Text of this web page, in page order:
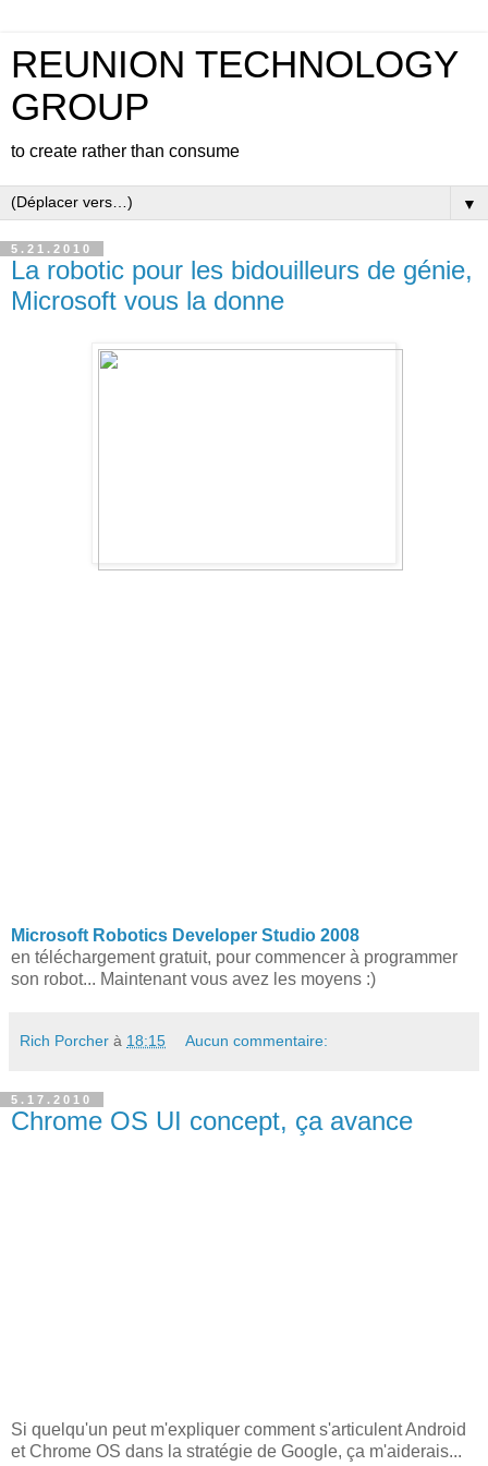
REUNION TECHNOLOGY
GROUP
to create rather than consume
▼
5.21.2010
La robotic pour les bidouilleurs de génie,
Microsoft vous la donne
Microsoft Robotics Developer Studio 2008
en téléchargement gratuit, pour commencer à programmer
son robot... Maintenant vous avez les moyens :)
Rich Porcher à 18:15 Aucun commentaire:
5.17.2010
Chrome OS UI concept, ça avance
Si quelqu'un peut m'expliquer comment s'articulent Android
et Chrome OS dans la stratégie de Google, ça m'aiderais...